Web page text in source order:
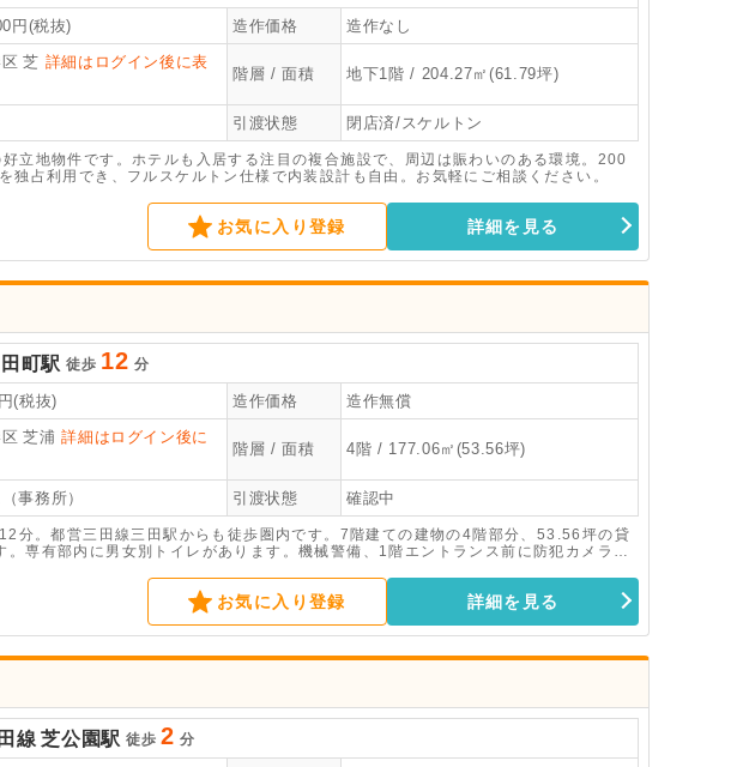
円(税抜) 造作価格 造作なし
芝 詳細はログイン後に表
階層 / 面積 地下1階 / 204.27㎡(61.79坪)
引渡状態 閉店済/スケルトン
立地物件です。ホテルも入居する注目の複合施設で、周辺は賑わいのある環境。200
独占利用でき、フルスケルトン仕様で内装設計も自由。お気軽にご相談ください。
お気に入り登録 詳細を見る
田町駅 徒歩 12 分
円(税抜) 造作価格 造作無償
芝浦詳細はログイン後に
階層 / 面積 4階 / 177.06㎡(53.56坪)
事務所） 引渡状態 確認中
分。都営三田線三田駅からも徒歩圏内です。7階建ての建物の4階部分、53.56坪の貸
。専有部内に男女別トイレがあります。機械警備、1階エントランス前に防犯カメラが
お気に入り登録 詳細を見る
線 芝公園駅 徒歩 2 分